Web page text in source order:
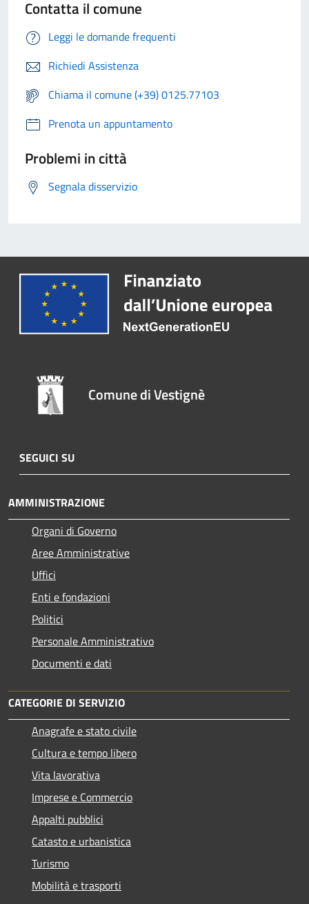
Contatta il comune
Leggi le domande frequenti
Richiedi Assistenza
Chiama il comune (+39) 0125.77103
Prenota un appuntamento
Problemi in città
Segnala disservizio
Comune di Vestignè
SEGUICI SU
AMMINISTRAZIONE
Organi di Governo
Aree Amministrative
Uffici
Enti e fondazioni
Politici
Personale Amministrativo
Documenti e dati
CATEGORIE DI SERVIZIO
Anagrafe e stato civile
Cultura e tempo libero
Vita lavorativa
Imprese e Commercio
Appalti pubblici
Catasto e urbanistica
Turismo
Mobilità e trasporti